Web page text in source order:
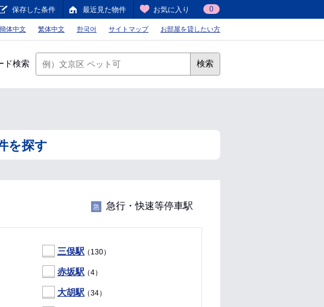
保存した条件 最近見た物件 お気に入り 0
簡体中文 繁体中文 한국어 サイトマップ お部屋を貸したい方
ド検索 検索
を探す
急 急行・快速等停車駅
三俣駅（130）
赤坂駅（4）
大胡駅（34）